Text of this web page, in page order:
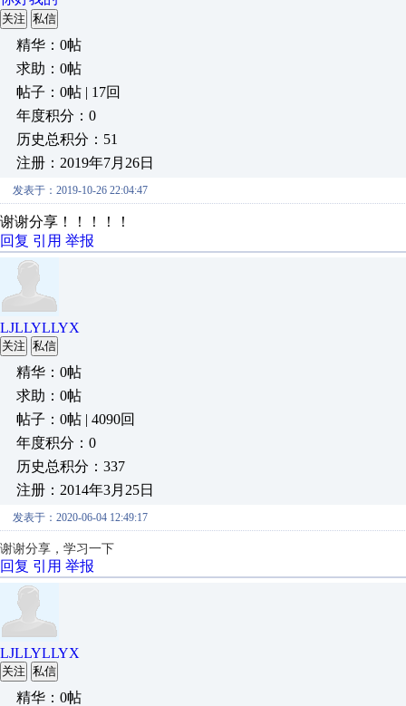
关注 私信
精华：0帖
求助：0帖
帖子：0帖 | 17回
年度积分：0
历史总积分：51
注册：2019年7月26日
发表于：2019-10-26 22:04:47
谢谢分享！！！！！
回复 引用 举报
LJLLYLLYX
关注 私信
精华：0帖
求助：0帖
帖子：0帖 | 4090回
年度积分：0
历史总积分：337
注册：2014年3月25日
发表于：2020-06-04 12:49:17
谢谢分享，学习一下
回复 引用 举报
LJLLYLLYX
关注 私信
精华：0帖